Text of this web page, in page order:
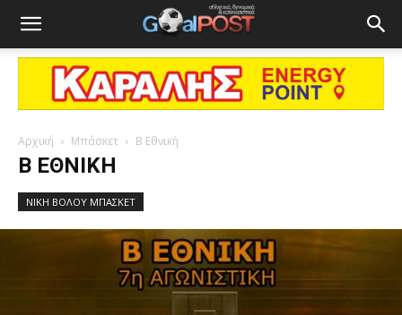
Αρχική Μπάσκετ Β Εθνική
Β ΕΘΝΙΚΉ
ΝΙΚΗ ΒΟΛΟΥ ΜΠΑΣΚΕΤ